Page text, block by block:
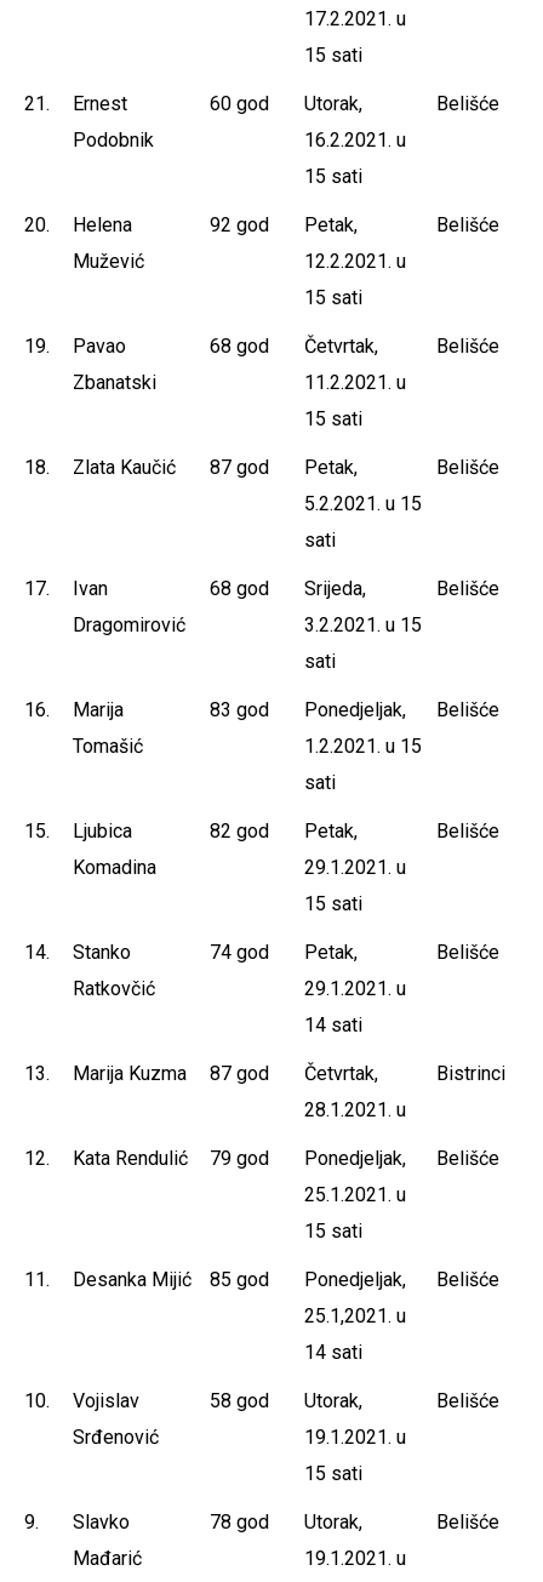
17.2.2021. u
15 sati
21.
Ernest
Podobnik
60 god
Utorak,
16.2.2021. u
15 sati
Belišće
20.
Helena
Mužević
92 god
Petak,
12.2.2021. u
15 sati
Belišće
19.
Pavao
Zbanatski
68 god
Četvrtak,
11.2.2021. u
15 sati
Belišće
18. Zlata Kaučić 87 god
Petak,
5.2.2021. u 15
sati
Belišće
17.
Ivan
Dragomirović
68 god
Srijeda,
3.2.2021. u 15
sati
Belišće
16.
Marija
Tomašić
83 god
Ponedjeljak,
1.2.2021. u 15
sati
Belišće
15.
Ljubica
Komadina
82 god
Petak,
29.1.2021. u
15 sati
Belišće
14.
Stanko
Ratkovčić
74 god
Petak,
29.1.2021. u
14 sati
Belišće
13. Marija Kuzma 87 god
Četvrtak,
28.1.2021. u
Bistrinci
12. Kata Rendulić 79 god
Ponedjeljak,
25.1.2021. u
15 sati
Belišće
11. Desanka Mijić 85 god
Ponedjeljak,
25.1,2021. u
14 sati
Belišće
10.
Vojislav
Srđenović
58 god
Utorak,
19.1.2021. u
15 sati
Belišće
9.
Slavko
Mađarić
78 god
Utorak,
19.1.2021. u
Belišće